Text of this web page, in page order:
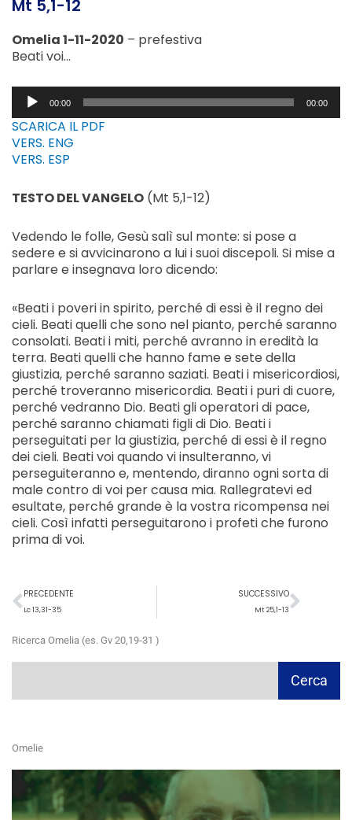
Mt 5,1-12
Omelia 1-11-2020 – prefestiva
Beati voi…
Audio
Player00:00 00:00
SCARICA IL PDF
VERS. ENG
VERS. ESP
TESTO DEL VANGELO (Mt 5,1-12)
Vedendo le folle, Gesù salì sul monte: si pose a
sedere e si avvicinarono a lui i suoi discepoli. Si mise a
parlare e insegnava loro dicendo:
«Beati i poveri in spirito, perché di essi è il regno dei
cieli. Beati quelli che sono nel pianto, perché saranno
consolati. Beati i miti, perché avranno in eredità la
terra. Beati quelli che hanno fame e sete della
giustizia, perché saranno saziati. Beati i misericordiosi,
perché troveranno misericordia. Beati i puri di cuore,
perché vedranno Dio. Beati gli operatori di pace,
perché saranno chiamati figli di Dio. Beati i
perseguitati per la giustizia, perché di essi è il regno
dei cieli. Beati voi quando vi insulteranno, vi
perseguiteranno e, mentendo, diranno ogni sorta di
male contro di voi per causa mia. Rallegratevi ed
esultate, perché grande è la vostra ricompensa nei
cieli. Così infatti perseguitarono i profeti che furono
prima di voi.
Precedente
PRECEDENTE
Lc 13,31-35
SUCCESSIVO
Mt 25,1-13
Ricerca Omelia (es. Gv 20,19-31 )
Cerca
Omelie